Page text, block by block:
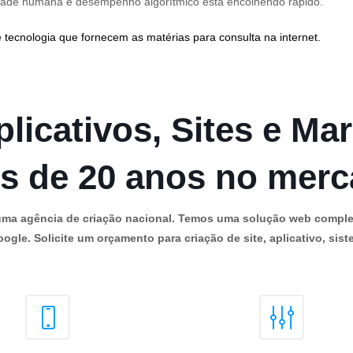
que fornecem as matérias para consulta na internet.
Sites e
de 20 anos no
agência de criação nacional. Temos uma solução web
Solicite um orçamento para criação de site, aplicativo,